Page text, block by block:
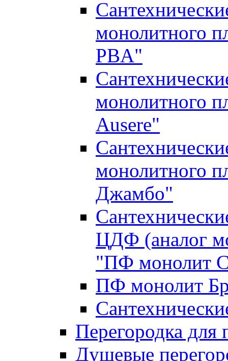
монолитного
PBA"
монолитного
Ausere"
монолитного
Джамбо"
ЦДФ (аналог
"ПФ монолит
ПФ монолит
Перегородка для
Душевые